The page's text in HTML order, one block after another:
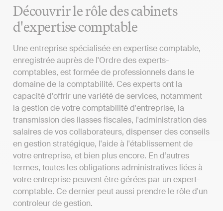
Découvrir le rôle des cabinets
d'expertise comptable
Une entreprise spécialisée en expertise comptable,
enregistrée auprès de l'Ordre des experts-
comptables, est formée de professionnels dans le
domaine de la comptabilité. Ces experts ont la
capacité d'offrir une variété de services, notamment
la gestion de votre comptabilité d'entreprise, la
transmission des liasses fiscales, l'administration des
salaires de vos collaborateurs, dispenser des conseils
en gestion stratégique, l'aide à l'établissement de
votre entreprise, et bien plus encore. En d’autres
termes, toutes les obligations administratives liées à
votre entreprise peuvent être gérées par un expert-
comptable. Ce dernier peut aussi prendre le rôle d'un
controleur de gestion.